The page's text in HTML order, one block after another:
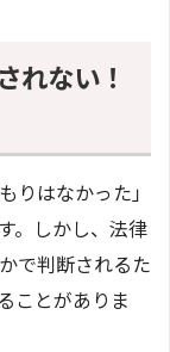
れない！
りはなかった」
。しかし、法律
で判断されるた
ことがありま